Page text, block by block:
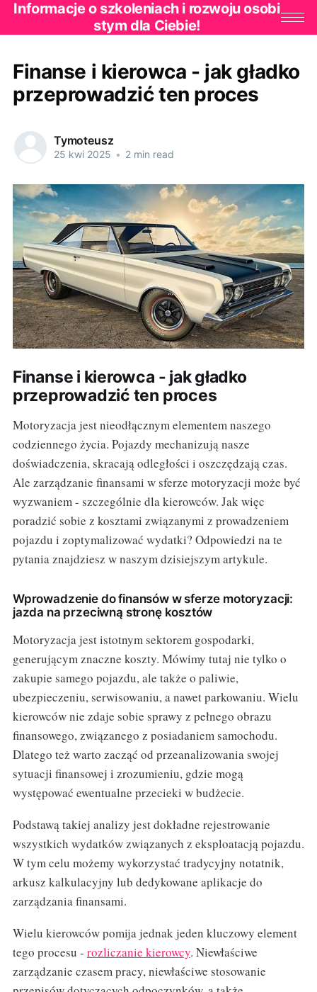
Informacje o szkoleniach i rozwoju osobi
stym dla Ciebie!
Finanse i kierowca - jak gładko
przeprowadzić ten proces
Tymoteusz
25 kwi 2025 • 2 min read
Finanse i kierowca - jak gładko
przeprowadzić ten proces
Motoryzacja jest nieodłącznym elementem naszego
codziennego życia. Pojazdy mechanizują nasze
doświadczenia, skracają odległości i oszczędzają czas.
Ale zarządzanie finansami w sferze motoryzacji może być
wyzwaniem - szczególnie dla kierowców. Jak więc
poradzić sobie z kosztami związanymi z prowadzeniem
pojazdu i zoptymalizować wydatki? Odpowiedzi na te
pytania znajdziesz w naszym dzisiejszym artykule.
Wprowadzenie do finansów w sferze motoryzacji:
jazda na przeciwną stronę kosztów
Motoryzacja jest istotnym sektorem gospodarki,
generującym znaczne koszty. Mówimy tutaj nie tylko o
zakupie samego pojazdu, ale także o paliwie,
ubezpieczeniu, serwisowaniu, a nawet parkowaniu. Wielu
kierowców nie zdaje sobie sprawy z pełnego obrazu
finansowego, związanego z posiadaniem samochodu.
Dlatego też warto zacząć od przeanalizowania swojej
sytuacji finansowej i zrozumieniu, gdzie mogą
występować ewentualne przecieki w budżecie.
Podstawą takiej analizy jest dokładne rejestrowanie
wszystkich wydatków związanych z eksploatacją pojazdu.
W tym celu możemy wykorzystać tradycyjny notatnik,
arkusz kalkulacyjny lub dedykowane aplikacje do
zarządzania finansami.
Wielu kierowców pomija jednak jeden kluczowy element
tego procesu - rozliczanie kierowcy. Niewłaściwe
zarządzanie czasem pracy, niewłaściwe stosowanie